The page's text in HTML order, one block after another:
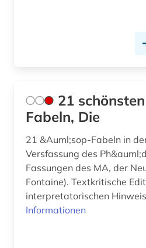
europa (4)
europäische kultur (1)
eustathius, thessalonicensis | gelehrter; klerus;
bischof; philologe (3)
21
Fabeln, Die
21 &Auml;sop-Fabeln in
Versfassung des
Fassungen des MA, der
Fontaine). Textkritische
interpretatorischen
Informationen